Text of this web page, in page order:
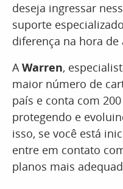
deseja ingressar
suporte
diferença na hora
AWarren,
maior número de
país e conta com
protegendo e
isso, se você está
entre em contato
planos mais